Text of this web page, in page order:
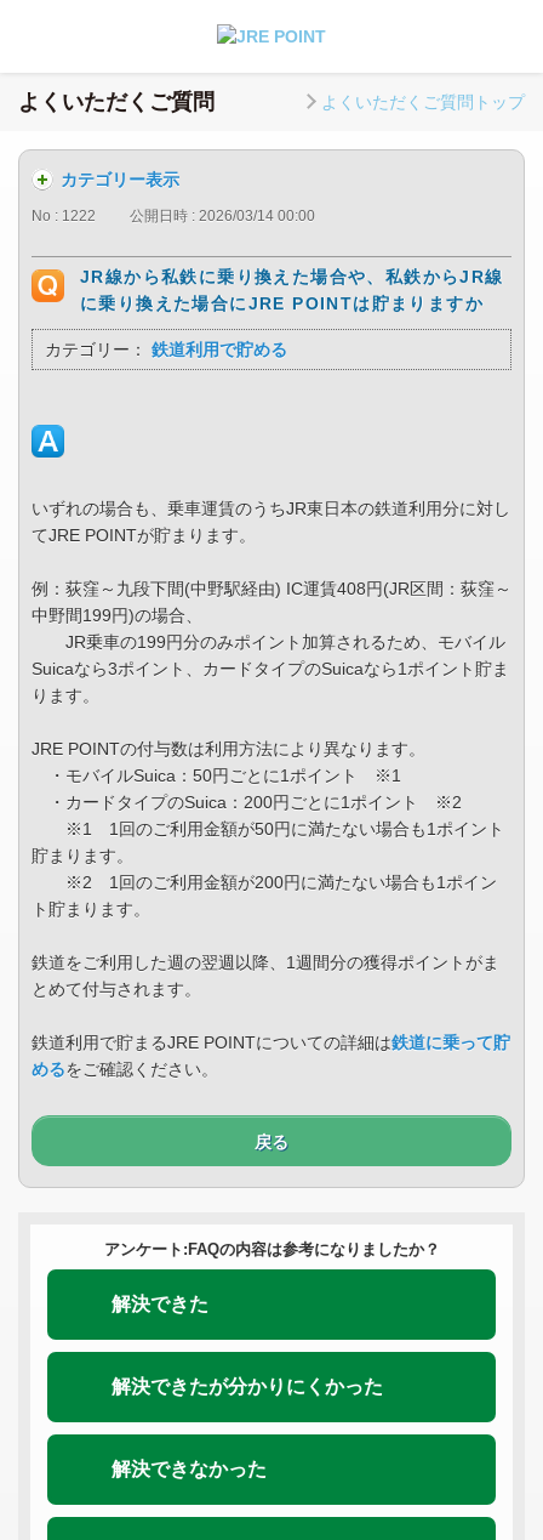
よくいただくご質問 よくいただくご質問トップ
カテゴリー表示
No : 1222 公開日時 : 2026/03/14 00:00
JR線から私鉄に乗り換えた場合や、私鉄からJR線
に乗り換えた場合にJRE POINTは貯まりますか
カテゴリー： 鉄道利用で貯める
いずれの場合も、乗車運賃のうちJR東日本の鉄道利用分に対し
てJRE POINTが貯まります。
例：荻窪～九段下間(中野駅経由) IC運賃408円(JR区間：荻窪～
中野間199円)の場合、
JR乗車の199円分のみポイント加算されるため、モバイル
Suicaなら3ポイント、カードタイプのSuicaなら1ポイント貯ま
ります。
JRE POINTの付与数は利用方法により異なります。
・モバイルSuica：50円ごとに1ポイント ※1
・カードタイプのSuica：200円ごとに1ポイント ※2
※1 1回のご利用金額が50円に満たない場合も1ポイント
貯まります。
※2 1回のご利用金額が200円に満たない場合も1ポイン
ト貯まります。
鉄道をご利用した週の翌週以降、1週間分の獲得ポイントがま
とめて付与されます。
鉄道利用で貯まるJRE POINTについての詳細は鉄道に乗って貯
めるをご確認ください。
戻る
アンケート:FAQの内容は参考になりましたか？
解決できた
解決できたが分かりにくかった
解決できなかった